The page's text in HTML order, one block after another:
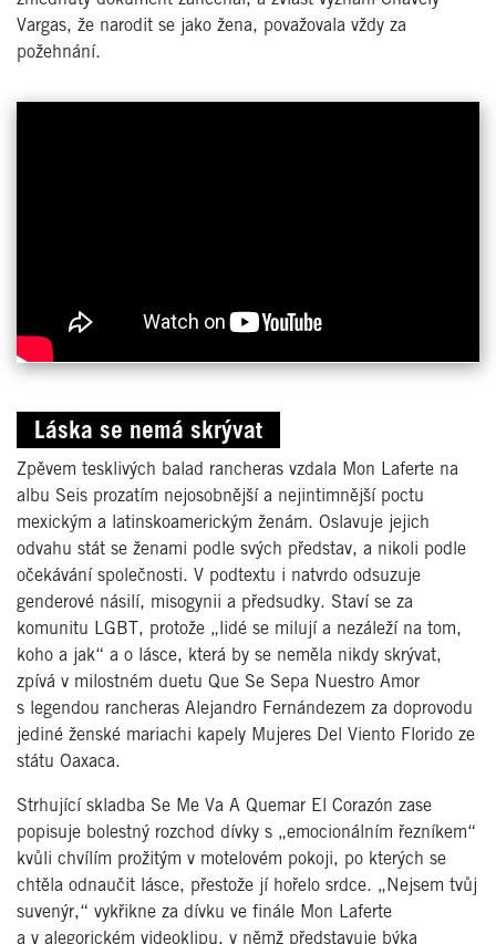
Vargas, že narodit se jako žena, považovala vždy za
požehnání.
Láska se nemá skrývat
Zpěvem tesklivých balad rancheras vzdala Mon Laferte na
albu Seis prozatím nejosobnější a nejintimnější poctu
mexickým a latinskoamerickým ženám. Oslavuje jejich
odvahu stát se ženami podle svých představ, a nikoli podle
očekávání společnosti. V podtextu i natvrdo odsuzuje
genderové násilí, misogynii a předsudky. Staví se za
komunitu LGBT, protože „lidé se milují a nezáleží na tom,
koho a jak“ a o lásce, která by se neměla nikdy skrývat,
zpívá v milostném duetu Que Se Sepa Nuestro Amor
s legendou rancheras Alejandro Fernándezem za doprovodu
jediné ženské mariachi kapely Mujeres Del Viento Florido ze
státu Oaxaca.
Strhující skladba Se Me Va A Quemar El Corazón zase
popisuje bolestný rozchod dívky s „emocionálním řezníkem“
kvůli chvílím prožitým v motelovém pokoji, po kterých se
chtěla odnaučit lásce, přestože jí hořelo srdce. „Nejsem tvůj
suvenýr,“ vykřikne za dívku ve finále Mon Laferte
a v alegorickém videoklipu, v němž představuje býka